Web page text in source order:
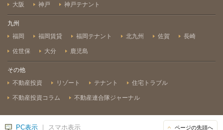
大阪
神戸 神戸テナント
九州
福岡
福岡賃貸 福岡テナント 北九州 佐賀 長崎
佐世保 大分 鹿児島
その他
不動産投資
リゾート テナント 住宅トラブル
不動産投資コラム 不動産連合隊ジャーナル
PC表示 ｜ スマホ表示 ページの先頭へ